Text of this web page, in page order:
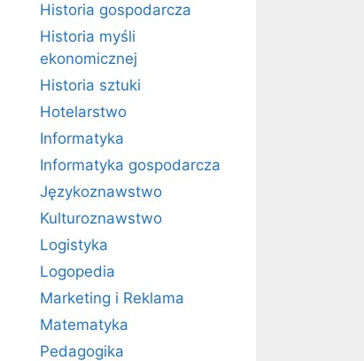
Historia gospodarcza
Historia myśli
ekonomicznej
Historia sztuki
Hotelarstwo
Informatyka
Informatyka gospodarcza
Językoznawstwo
Kulturoznawstwo
Logistyka
Logopedia
Marketing i Reklama
Matematyka
Pedagogika